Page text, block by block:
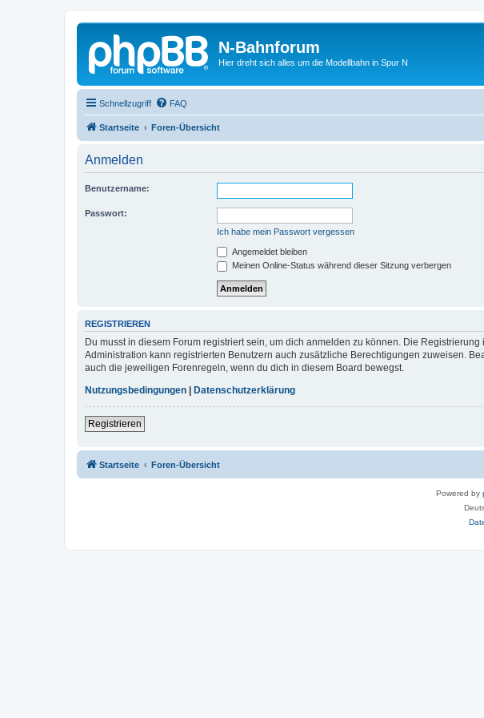
N-Bahnforum
Hier dreht sich alles um die Modellbahn in Spur N
Schnellzugriff FAQ
Startseite Foren-Übersicht
Anmelden
Benutzername:
Passwort:
Ich habe mein Passwort vergessen
Angemeldet bleiben
Meinen Online-Status während dieser Sitzung verbergen
REGISTRIEREN
Du musst in diesem Forum registriert sein, um dich anmelden zu können. Die
Administration kann registrierten Benutzern auch zusätzliche Berechtigungen zuweisen.
auch die jeweiligen Forenregeln, wenn du dich in diesem Board bewegst.
Nutzungsbedingungen
Datenschutzerklärung
Registrieren
Startseite Foren-Übersicht
Powered by